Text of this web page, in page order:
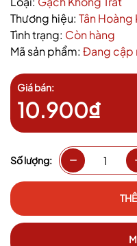
Thương hiệu: Tân Hoàng
Tình trạng: Còn hàng
Mã sản phẩm: Đang cập
Giá bán:
10.900₫
Số lượng: